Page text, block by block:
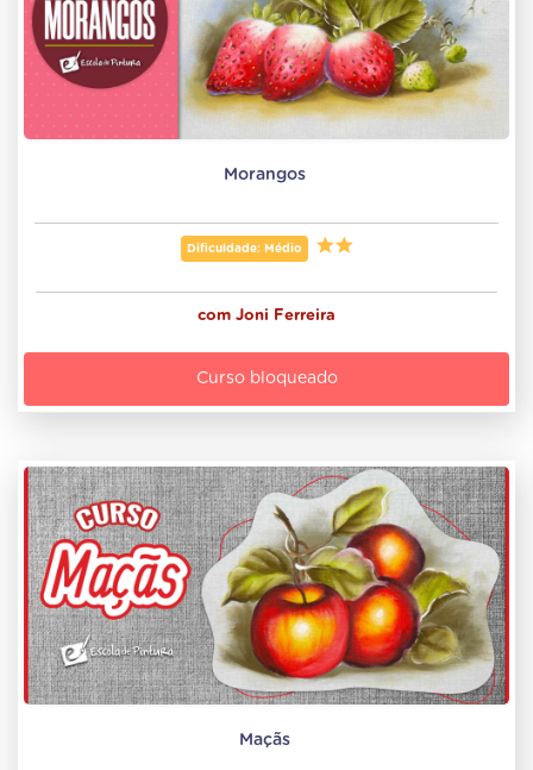
Morangos
Dificuldade: Médio
com Joni Ferreira
Curso bloqueado
Maçãs